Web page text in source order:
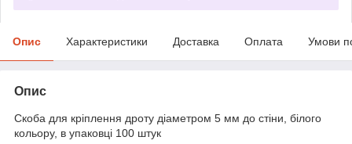
Опис Характеристики Доставка Оплата Умови
Опис
Скоба для кріплення дроту діаметром 5 мм до стіни, білого
кольору, в упаковці 100 штук